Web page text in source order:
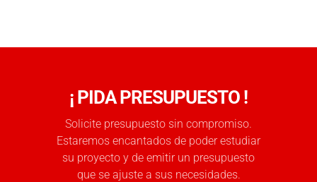
¡ PIDA PRESUPUESTO !
Solicite presupuesto sin compromiso.
Estaremos encantados de poder estudiar
su proyecto y de emitir un presupuesto
que se ajuste a sus necesidades.